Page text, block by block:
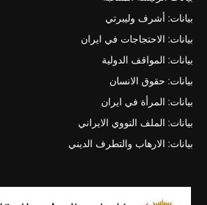
بيانات: أشرف وليبرتي
بيانات: الاحتجاجات في ايران
بيانات: المواقف الدولية
بيانات: حقوق الانسان
بيانات: المرأة في ايران
بيانات: الملف النووي الايراني
بيانات: الارهاب والتطرف الديني